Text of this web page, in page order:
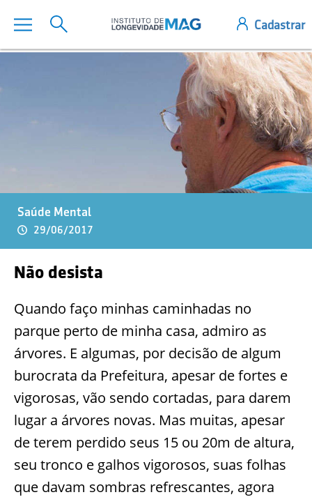
Saúde Mental
29/06/2017
Não desista
Quando faço minhas caminhadas no
parque perto de minha casa, admiro as
árvores. E algumas, por decisão de algum
burocrata da Prefeitura, apesar de fortes e
vigorosas, vão sendo cortadas, para darem
lugar a árvores novas. Mas muitas, apesar
de terem perdido seus 15 ou 20m de altura,
seu tronco e galhos vigorosos, suas folhas
que davam sombras refrescantes, agora